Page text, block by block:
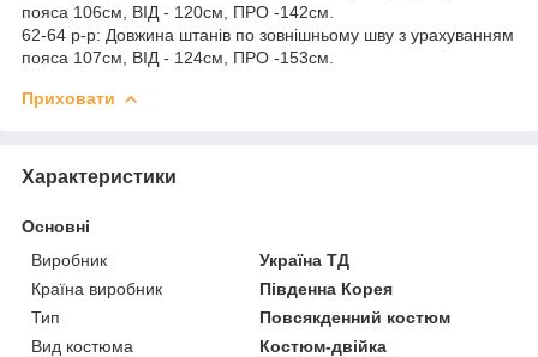
пояса 106см, ВІД - 120см, ПРО -142см.
62-64 р-р: Довжина штанів по зовнішньому шву з урахуванням
пояса 107см, ВІД - 124см, ПРО -153см.
Приховати
Характеристики
Основні
Виробник
Україна ТД
Країна виробник
Південна Корея
Тип
Повсякденний костюм
Вид костюма
Костюм-двійка